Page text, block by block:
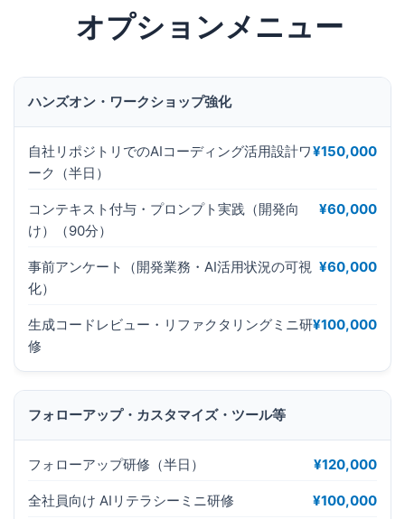
オプションメニュー
ハンズオン・ワークショップ強化
自社リポジトリでのAIコーディング活用設計ワ
ーク（半日）
¥150,000
コンテキスト付与・プロンプト実践（開発向
け）（90分）
¥60,000
事前アンケート（開発業務・AI活用状況の可視
化）
¥60,000
生成コードレビュー・リファクタリングミニ研
修
¥100,000
フォローアップ・カスタマイズ・ツール等
フォローアップ研修（半日） ¥120,000
全社員向け AIリテラシーミニ研修 ¥100,000